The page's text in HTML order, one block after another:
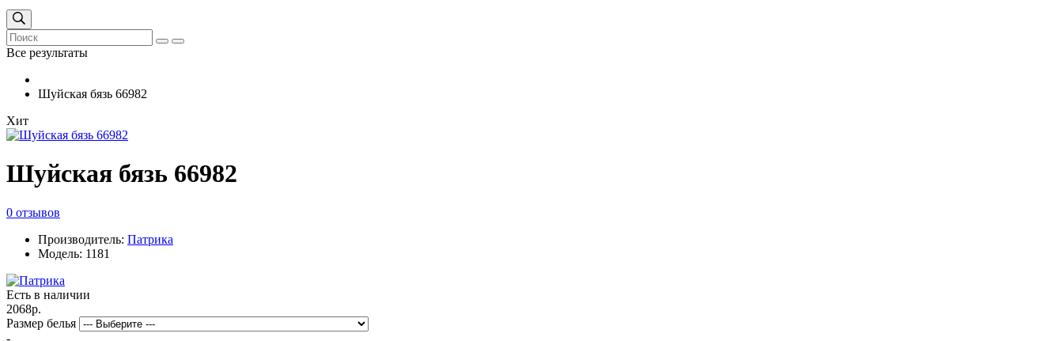
Все результаты
Шуйская бязь 66982
Хит
Шуйская бязь 66982
0 отзывов
Производитель: Патрика
Модель: 1181
Есть в наличии
2068р.
Размер белья
-